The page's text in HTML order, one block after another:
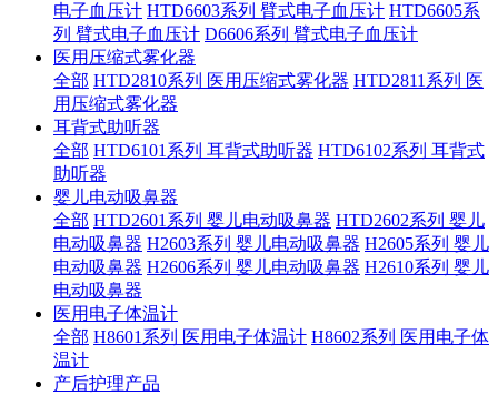
电子血压计 HTD6603系列 臂式电子血压计 HTD6605系
列 臂式电子血压计 D6606系列 臂式电子血压计
医用压缩式雾化器
全部 HTD2810系列 医用压缩式雾化器 HTD2811系列 医
用压缩式雾化器
耳背式助听器
全部 HTD6101系列 耳背式助听器 HTD6102系列 耳背式
助听器
婴儿电动吸鼻器
全部 HTD2601系列 婴儿电动吸鼻器 HTD2602系列 婴儿
电动吸鼻器 H2603系列 婴儿电动吸鼻器 H2605系列 婴儿
电动吸鼻器 H2606系列 婴儿电动吸鼻器 H2610系列 婴儿
电动吸鼻器
医用电子体温计
全部 H8601系列 医用电子体温计 H8602系列 医用电子体
温计
产后护理产品